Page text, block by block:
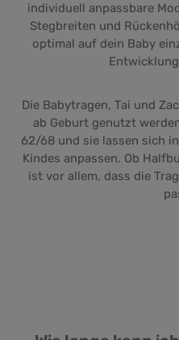
individuell anpassbare
Stegbreiten und
optimal auf dein Baby
Die Babytragen, Tai und
ab Geburt genutzt
62/68 und sie lassen sich
Kindes anpassen. Ob
ist vor allem, dass die